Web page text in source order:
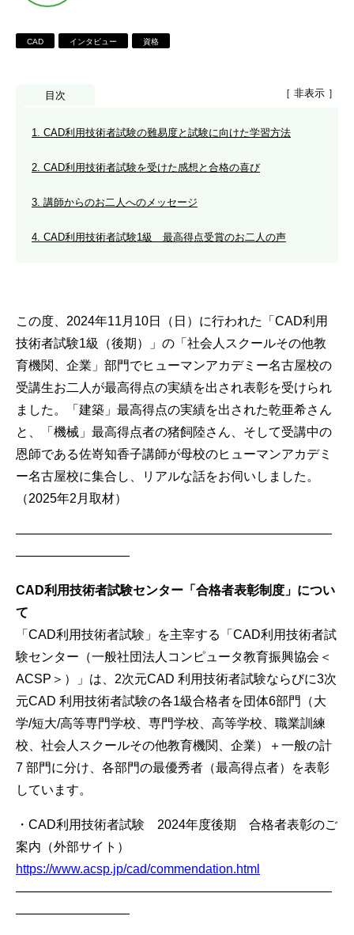
CAD インタビュー 資格
目次 ［ 非表示 ］
1. CAD利用技術者試験の難易度と試験に向けた学習方法
2. CAD利用技術者試験を受けた感想と合格の喜び
3. 講師からのお二人へのメッセージ
4. CAD利用技術者試験1級 最高得点受賞のお二人の声
この度、2024年11月10日（日）に行われた「CAD利用
技術者試験1級（後期）」の「社会人スクールその他教
育機関、企業」部門でヒューマンアカデミー名古屋校の
受講生お二人が最高得点の実績を出され表彰を受けられ
ました。「建築」最高得点の実績を出された乾亜希さん
と、「機械」最高得点者の猪飼陸さん、そして受講中の
恩師である佐嵜知香子講師が母校のヒューマンアカデミ
ー名古屋校に集合し、リアルな話をお伺いしました。
（2025年2月取材）
—————————————————————————
—————————
CAD利用技術者試験センター「合格者表彰制度」につい
て
「CAD利用技術者試験」を主宰する「CAD利用技術者試
験センター（一般社団法人コンピュータ教育振興協会＜
ACSP＞）」は、2次元CAD 利用技術者試験ならびに3次
元CAD 利用技術者試験の各1級合格者を団体6部門（大
学/短大/高等専門学校、専門学校、高等学校、職業訓練
校、社会人スクールその他教育機関、企業）＋一般の計
7 部門に分け、各部門の最優秀者（最高得点者）を表彰
しています。
・CAD利用技術者試験 2024年度後期 合格者表彰のご
案内（外部サイト）
https://www.acsp.jp/cad/commendation.html
—————————————————————————
—————————